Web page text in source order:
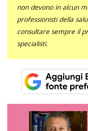
non devono in alcun
professionisti della
consultare sempre il
specialisti.